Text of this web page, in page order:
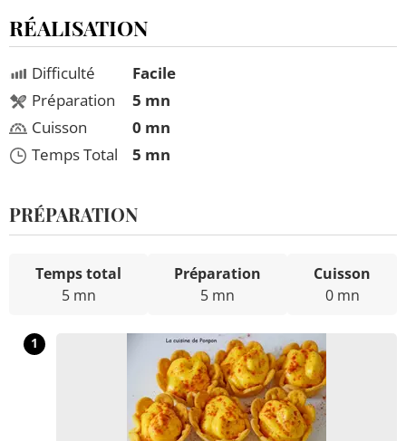
RÉALISATION
Difficulté
Préparation
Cuisson
Temps Total
Facile
5 mn
0 mn
5 mn
PRÉPARATION
Temps total
5 mn
Préparation
5 mn
Cuisson
0 mn
1